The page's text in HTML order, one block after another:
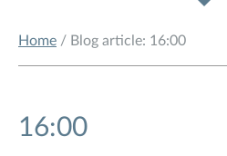
Home / Blog article: 16:00
16:00